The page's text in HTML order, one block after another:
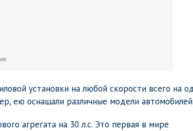
установки на любой скорости всего на
ею оснащали различные модели
агрегата на 30 л.с. Это первая в мире